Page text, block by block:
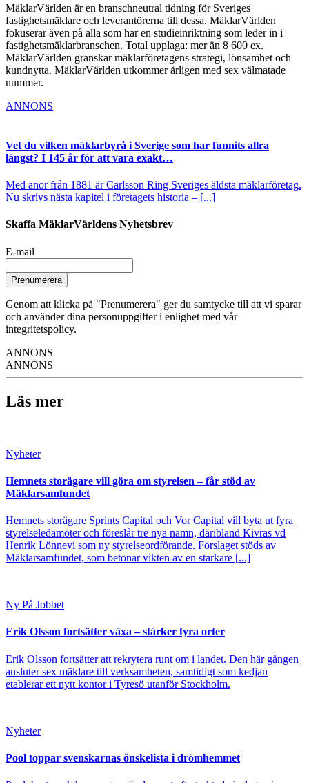
MäklarVärlden är en branschneutral tidning för Sveriges
fastighetsmäklare och leverantörerna till dessa. MäklarVärlden
fokuserar även på alla som har en studieinriktning som leder in i
fastighetsmäklarbranschen. Total upplaga: mer än 8 600 ex.
MäklarVärlden granskar mäklarföretagens strategi, lönsamhet och
kundnytta. MäklarVärlden utkommer årligen med sex välmatade
nummer.
ANNONS
Vet du vilken mäklarbyrå i Sverige som har funnits allra
längst? I 145 år för att vara exakt…
Med anor från 1881 är Carlsson Ring Sveriges äldsta mäklarföretag.
Nu skrivs nästa kapitel i företagets historia – [...]
Skaffa MäklarVärldens Nyhetsbrev
E-mail
Prenumerera
Genom att klicka på "Prenumerera" ger du samtycke till att vi sparar
och använder dina personuppgifter i enlighet med vår
integritetspolicy.
ANNONS
ANNONS
Läs mer
Nyheter
Hemnets storägare vill göra om styrelsen – får stöd av
Mäklarsamfundet
Hemnets storägare Sprints Capital och Vor Capital vill byta ut fyra
styrelseledamöter och föreslår tre nya namn, däribland Kivras vd
Henrik Lönnevi som ny styrelseordförande. Förslaget stöds av
Mäklarsamfundet, som betonar vikten av en starkare [...]
Ny På Jobbet
Erik Olsson fortsätter växa – stärker fyra orter
Erik Olsson fortsätter att rekrytera runt om i landet. Den här gången
ansluter sex mäklare till verksamheten, samtidigt som kedjan
etablerar ett nytt kontor i Tyresö utanför Stockholm.
Nyheter
Pool toppar svenskarnas önskelista i drömhemmet